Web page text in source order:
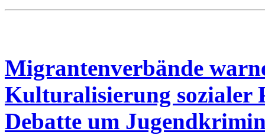
Migrantenverbände
Kulturalisierung sozialer
Debatte um